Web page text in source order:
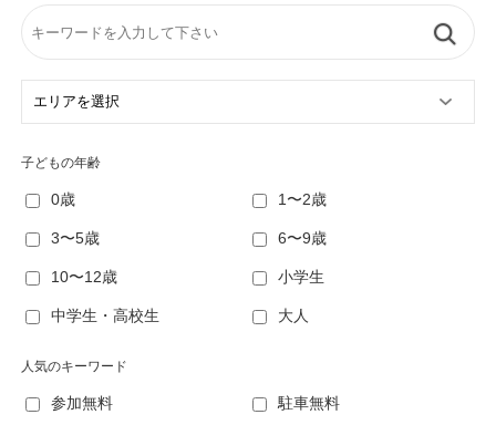
子どもの年齢
0歳 1〜2歳
3〜5歳 6〜9歳
10〜12歳 小学生
中学生・高校生 大人
人気のキーワード
参加無料 駐車無料